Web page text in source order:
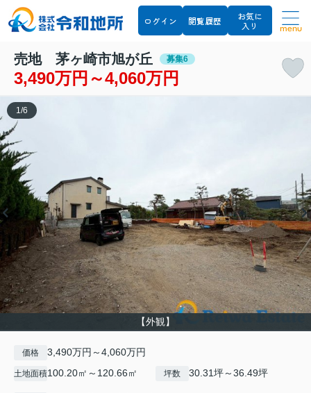
ログイン 閲覧履歴
お気に
入り
menu
売地 茅ヶ崎市旭が丘 募集6
3,490万円～4,060万円
【外観】
1 /6
価格 3,490万円～4,060万円
土地面積100.20㎡～120.66㎡ 坪数 30.31坪～36.49坪